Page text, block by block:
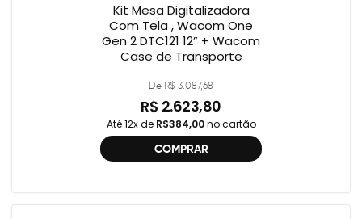
Kit Mesa Digitalizadora
Com Tela , Wacom One
Gen 2 DTC121 12” + Wacom
Case de Transporte
De R$ 3.087,68
R$ 2.623,80
Até 12x de R$384,00no cartão
COMPRAR